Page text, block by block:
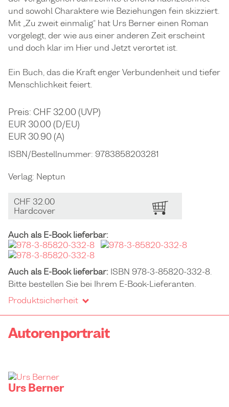
und sowohl Charaktere wie Beziehungen fein skizziert.
Mit „Zu zweit einmalig“ hat Urs Berner einen Roman
vorgelegt, der wie aus einer anderen Zeit erscheint
und doch klar im Hier und Jetzt verortet ist.
Ein Buch, das die Kraft enger Verbundenheit und tiefer
Menschlichkeit feiert.
Preis: CHF 32.00 (UVP)
EUR 30.00 (D/EU)
EUR 30.90 (A)
ISBN/Bestellnummer: 9783858203281
Verlag: Neptun
CHF 32.00
Hardcover
Auch als E-Book lieferbar:
Auch als E-Book lieferbar: ISBN 978-3-85820-332-8.
Bitte bestellen Sie bei Ihrem E-Book-Lieferanten.
Produktsicherheit
Autorenportrait
Urs Berner